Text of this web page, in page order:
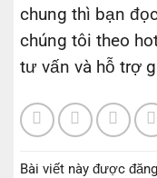
chung thì bạn
chúng tôi theo
tư vấn và hỗ trợ
Bài viết này được